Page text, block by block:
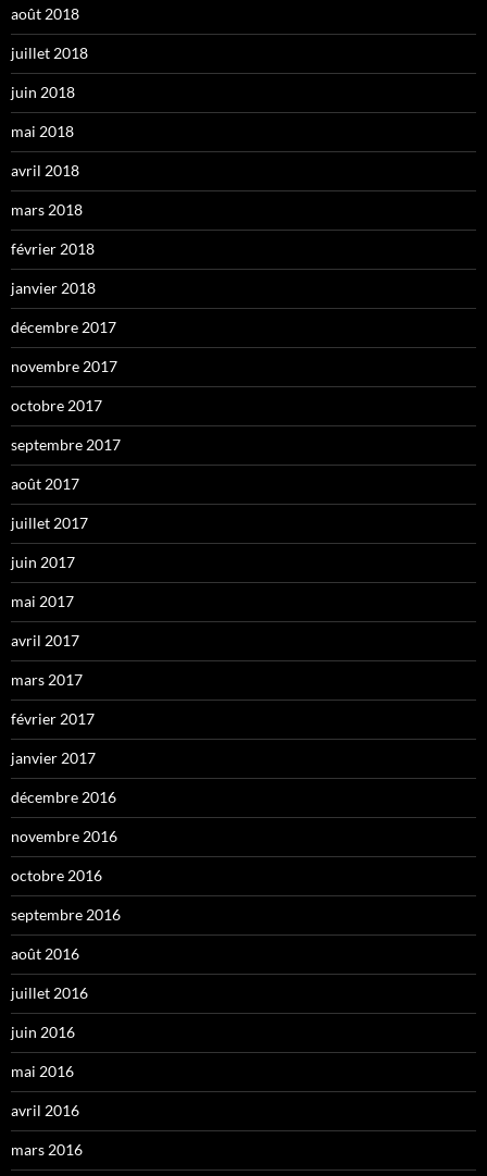
août 2018
juillet 2018
juin 2018
mai 2018
avril 2018
mars 2018
février 2018
janvier 2018
décembre 2017
novembre 2017
octobre 2017
septembre 2017
août 2017
juillet 2017
juin 2017
mai 2017
avril 2017
mars 2017
février 2017
janvier 2017
décembre 2016
novembre 2016
octobre 2016
septembre 2016
août 2016
juillet 2016
juin 2016
mai 2016
avril 2016
mars 2016